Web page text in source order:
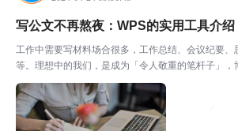
写公文不再熬夜：WPS的实用工具介绍
工作中需要写材料场合很多，工作总结、会议纪要、
等。理想中的我们，是成为「令人敬重的笔杆子」，
政财会、才思敏捷、倚马可待，下笔如有神。但事
在职场摸爬滚打多年，每到要写工作总结时，那么多